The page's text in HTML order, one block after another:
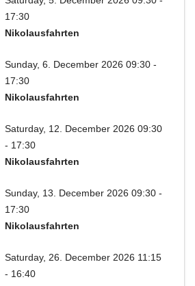
17:30
Nikolausfahrten
Sunday, 6. December 2026 09:30 -
17:30
Nikolausfahrten
Saturday, 12. December 2026 09:30
- 17:30
Nikolausfahrten
Sunday, 13. December 2026 09:30 -
17:30
Nikolausfahrten
Saturday, 26. December 2026 11:15
- 16:40